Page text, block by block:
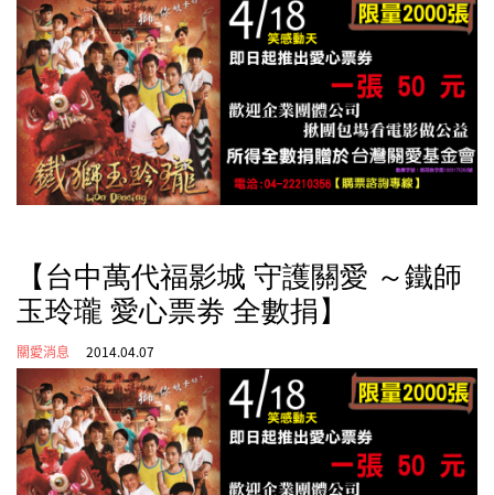
【台中萬代福影城 守護關愛 ～鐵師
玉玲瓏 愛心票劵 全數捐】
關愛消息 2014.04.07